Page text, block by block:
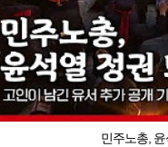
민주노총,